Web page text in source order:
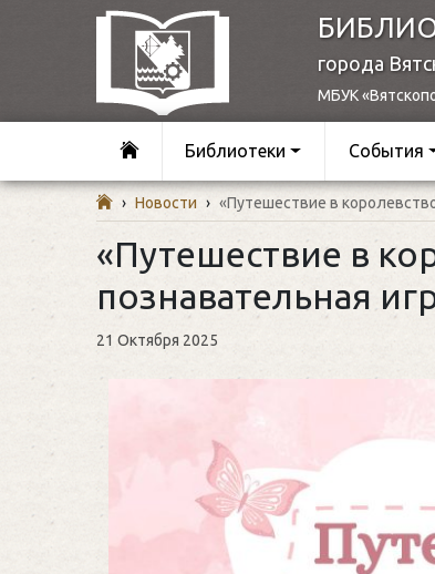
города
МБУК
Библиотеки События
› Новости › «Путешествие в
«Путешествие в
познавательная
21 Октября 2025